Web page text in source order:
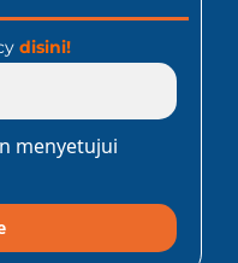
ke Jepang!
disini!
menyetujui